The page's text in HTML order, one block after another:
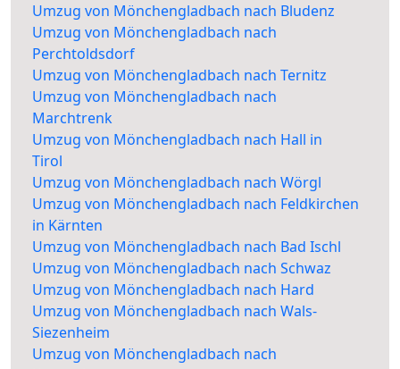
Umzug von Mönchengladbach nach Bludenz
Umzug von Mönchengladbach nach
Perchtoldsdorf
Umzug von Mönchengladbach nach Ternitz
Umzug von Mönchengladbach nach
Marchtrenk
Umzug von Mönchengladbach nach Hall in
Tirol
Umzug von Mönchengladbach nach Wörgl
Umzug von Mönchengladbach nach Feldkirchen
in Kärnten
Umzug von Mönchengladbach nach Bad Ischl
Umzug von Mönchengladbach nach Schwaz
Umzug von Mönchengladbach nach Hard
Umzug von Mönchengladbach nach Wals-
Siezenheim
Umzug von Mönchengladbach nach